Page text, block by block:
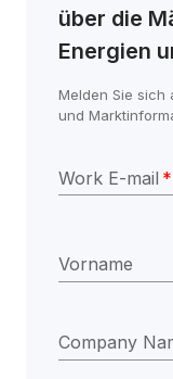
über die
Energien
Melden Sie sich
und
Work E-mail *
Vorname
Company